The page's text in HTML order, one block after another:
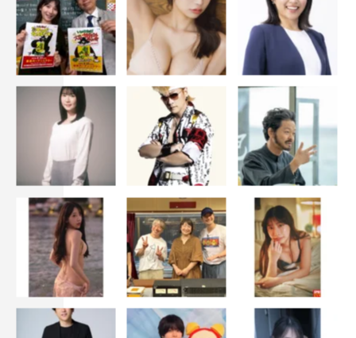
特技は枝豆の早食いと、両利きなので両手で同時に字と絵
が描けること。グランプリの3人と一緒にYouTube企画な
どもやってみたいです！」
＜プロフィール＞
たかつき・みほ
1991年2月14日生まれ。埼玉県出身。29歳。T161・
B80（C）W60H83
2019年まで大仁田厚プロデュースのプロレスアイドルユ
ニット「スターダム★アイドルズ」のメンバーとして活
躍。ニックネームは“みほりん”。